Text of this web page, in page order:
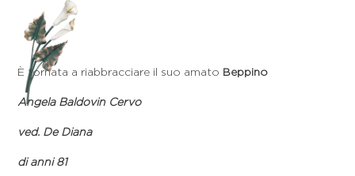
È tornata a riabbracciare il suo amato Beppino
Angela Baldovin Cervo
ved. De Diana
di anni 81